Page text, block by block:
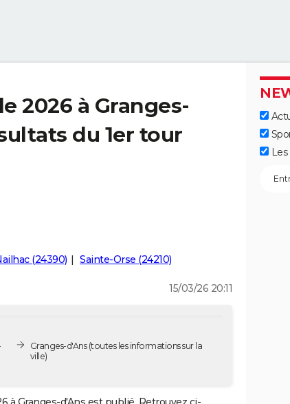
2026 à Granges-
du 1er tour
(24390) Sainte-Orse (24210)
15/03/26 20:11
Granges-d'Ans(toutes les informations sur la
ville)